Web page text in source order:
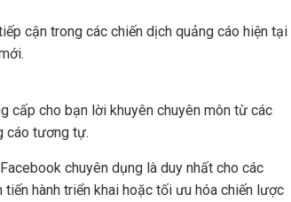
cận trong các chiến dịch quảng cáo hiện tại
cấp cho bạn lời khuyên chuyên môn từ các
cáo tương tự.
chuyên dụng là duy nhất cho các
tiến hành triển khai hoặc tối ưu hóa chiến lược